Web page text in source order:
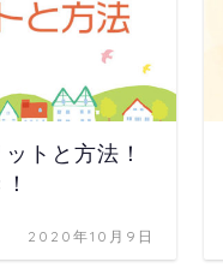
トと方法！
2020年10月9日